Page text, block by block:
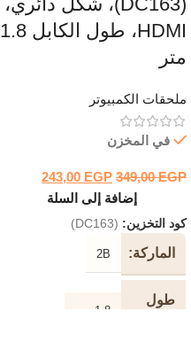
HDMI، طول الكابل 1.8
متر
ملحقات الكمبيوتر
في المخزن
349,00EGP
243,00 EGP
إضافة إلى السلة
كود التخزين: (DC163)
الماركة 2B
طول
1.8 متر